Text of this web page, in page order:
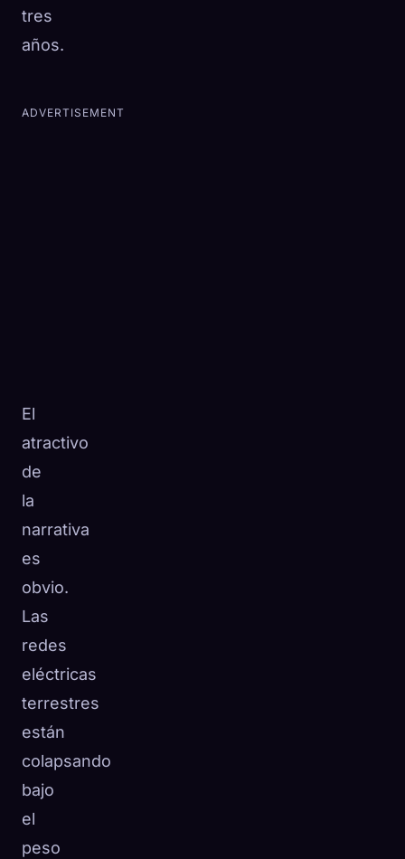
tres
años.
ADVERTISEMENT
El
atractivo
de
la
narrativa
es
obvio.
Las
redes
eléctricas
terrestres
están
colapsando
bajo
el
peso